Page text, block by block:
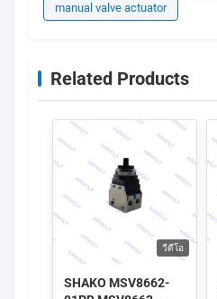
manual valve actuator
Related Products
วีดีโอ
SHAKO MSV8662-